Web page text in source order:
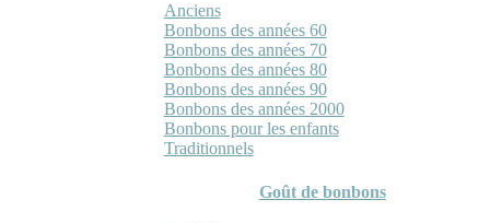
Anciens
Bonbons des années 60
Bonbons des années 70
Bonbons des années 80
Bonbons des années 90
Bonbons des années 2000
Bonbons pour les enfants
Traditionnels
Goût de bonbons